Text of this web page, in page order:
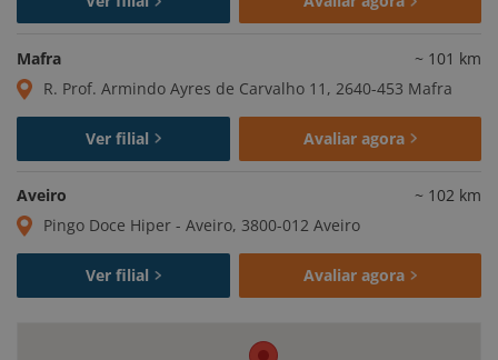
Mafra ~ 101 km
R. Prof. Armindo Ayres de Carvalho 11, 2640-453 Mafra
Ver filial Avaliar agora
Aveiro ~ 102 km
Pingo Doce Hiper - Aveiro, 3800-012 Aveiro
Ver filial Avaliar agora